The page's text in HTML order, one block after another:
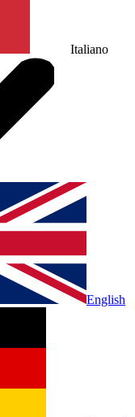
Italiano
English